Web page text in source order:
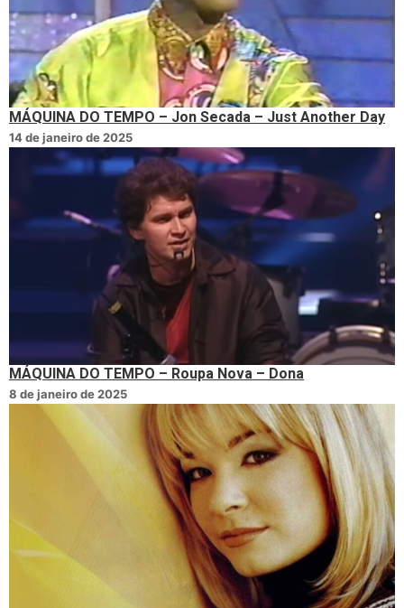
MÁQUINA DO TEMPO – Jon Secada – Just Another Day
14 de janeiro de 2025
MÁQUINA DO TEMPO – Roupa Nova – Dona
8 de janeiro de 2025